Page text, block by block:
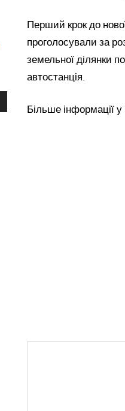
Перший крок до
проголосували за
земельної ділянки
автостанція.
Більше інформації у